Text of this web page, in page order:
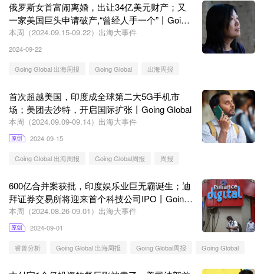
俄罗斯女首富闹离婚，出让34亿美元财产；又
一家美国巨头申请破产,“曾经人手一个”丨Going
Global
本周（2024.09.15-09.22）出海大事件
2024-09-22
Going Global 出海周报 Going Global 出海周报
首次超越美国，印度成全球第二大5G手机市
场；美团去沙特，开启国际扩张丨Going Global
本周（2024.09.09-09.14）出海大事件
2024-09-15
Going Global 出海周报 Going Global周报 周报
600亿合并案获批，印度娱乐业巨无霸诞生；迪
拜证券交易所将迎来首个科技公司IPO丨Going
Global
本周（2024.08.26-09.01）出海大事件
2024-09-01
睿兽分析 Going Global 出海周报 Going Global周报 Going Global